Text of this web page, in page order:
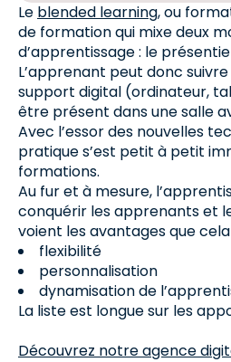
Le blended learning, ou
de formation qui mixe deux
d’apprentissage : le
L’apprenant peut donc
support digital (ordinateur,
être présent dans une salle
Avec l’essor des nouvelles
pratique s’est petit à petit
formations.
Au fur et à mesure,
conquérir les apprenants et
voient les avantages que
flexibilité
personnalisation
dynamisation de
La liste est longue sur les
Découvrez notre agence